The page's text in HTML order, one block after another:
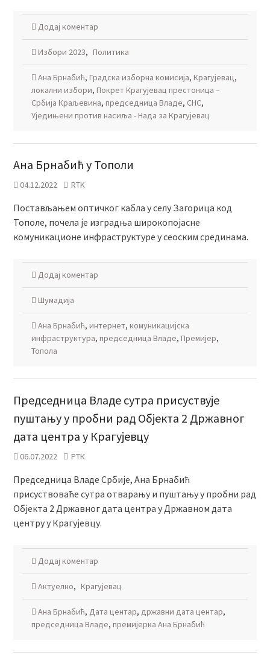
Додај коментар
Избори 2023, Политика
Ана Брнабић, Градска изборна комисија, Крагујевац,
локални избори, Покрет Крагујевац престоница –
Србија Краљевина, председница Владе, СНС,
Уједињени против насиља - Нада за Крагујевац
Ана Брнабић у Тополи
04.12.2022 RTK
Постављањем оптичког кабла у селу Загорица код
Тополе, почела је изградња широкопојасне
комуникационе инфраструктуре у сеоским срединама.
Додај коментар
Шумадија
Ана Брнабић, интернет, комуникацијска
инфраструктура, председница Владе, Премијер,
Топола
Председница Владе сутра присуствује
пуштању у пробни рад Објекта 2 Државног
дата центра у Крагујевцу
06.07.2022 РТК
Председница Владе Србије, Ана Брнабић
присуствоваће сутра отварању и пуштању у пробни рад
Објекта 2 Државног дата центра у Државном дата
центру у Крагујевцу.
Додај коментар
Актуелно, Крагујевац
Ана Брнабић, Дата центар, државни дата центар,
председница Владе, премијерка Ана Брнабић